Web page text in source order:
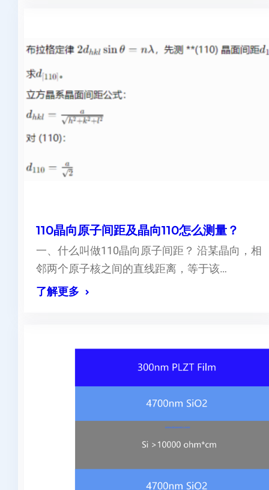
110晶向原子间距及晶向110怎么测量？
一、什么叫做110晶向原子间距？ 沿某晶向，相
邻两个原子核之间的直线距离，等于该…
了解更多